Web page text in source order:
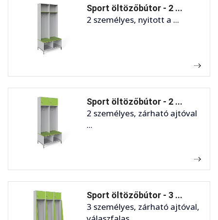
Sport öltözőbútor - 2 ...
2 személyes, nyitott a ...
Sport öltözőbútor - 2 ...
2 személyes, zárható ajtóval
...
Sport öltözőbútor - 3 ...
3 személyes, zárható ajtóval,